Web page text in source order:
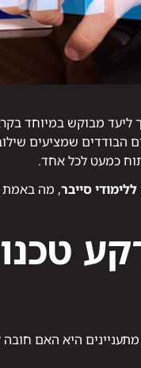
מבוקש במיוחד
שמציעים שילוב
כמעט לכל אחד.
סייבר, מה באמת
היא האם